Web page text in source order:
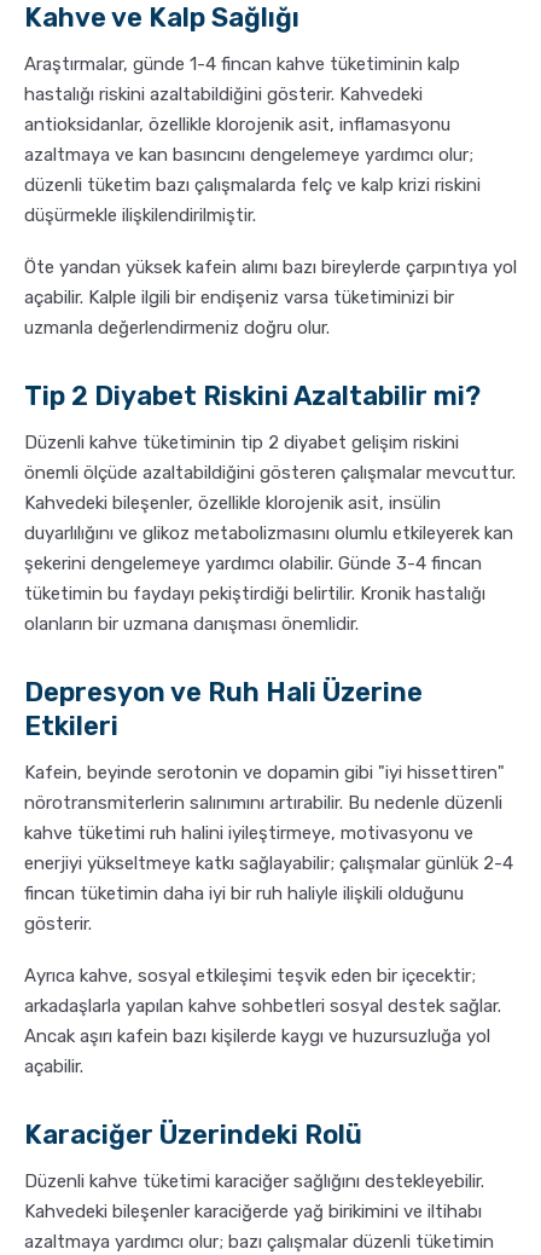
Kahve ve Kalp Sağlığı
Araştırmalar, günde 1-4 fincan kahve tüketiminin kalp
hastalığı riskini azaltabildiğini gösterir. Kahvedeki
antioksidanlar, özellikle klorojenik asit, inflamasyonu
azaltmaya ve kan basıncını dengelemeye yardımcı olur;
düzenli tüketim bazı çalışmalarda felç ve kalp krizi riskini
düşürmekle ilişkilendirilmiştir.
Öte yandan yüksek kafein alımı bazı bireylerde çarpıntıya yol
açabilir. Kalple ilgili bir endişeniz varsa tüketiminizi bir
uzmanla değerlendirmeniz doğru olur.
Tip 2 Diyabet Riskini Azaltabilir mi?
Düzenli kahve tüketiminin tip 2 diyabet gelişim riskini
önemli ölçüde azaltabildiğini gösteren çalışmalar mevcuttur.
Kahvedeki bileşenler, özellikle klorojenik asit, insülin
duyarlılığını ve glikoz metabolizmasını olumlu etkileyerek kan
şekerini dengelemeye yardımcı olabilir. Günde 3-4 fincan
tüketimin bu faydayı pekiştirdiği belirtilir. Kronik hastalığı
olanların bir uzmana danışması önemlidir.
Depresyon ve Ruh Hali Üzerine
Etkileri
Kafein, beyinde serotonin ve dopamin gibi "iyi hissettiren"
nörotransmiterlerin salınımını artırabilir. Bu nedenle düzenli
kahve tüketimi ruh halini iyileştirmeye, motivasyonu ve
enerjiyi yükseltmeye katkı sağlayabilir; çalışmalar günlük 2-4
fincan tüketimin daha iyi bir ruh haliyle ilişkili olduğunu
gösterir.
Ayrıca kahve, sosyal etkileşimi teşvik eden bir içecektir;
arkadaşlarla yapılan kahve sohbetleri sosyal destek sağlar.
Ancak aşırı kafein bazı kişilerde kaygı ve huzursuzluğa yol
açabilir.
Karaciğer Üzerindeki Rolü
Düzenli kahve tüketimi karaciğer sağlığını destekleyebilir.
Kahvedeki bileşenler karaciğerde yağ birikimini ve iltihabı
azaltmaya yardımcı olur; bazı çalışmalar düzenli tüketimin